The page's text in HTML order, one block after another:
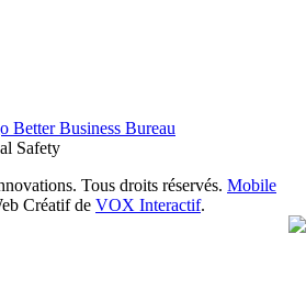
Tous droits réservés. Mobile
Créatif de VOX Interactif.